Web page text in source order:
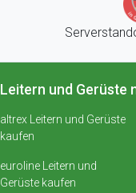
Leitern und Gerüste
altrex Leitern und Gerüste
kaufen
euroline Leitern und
Gerüste kaufen